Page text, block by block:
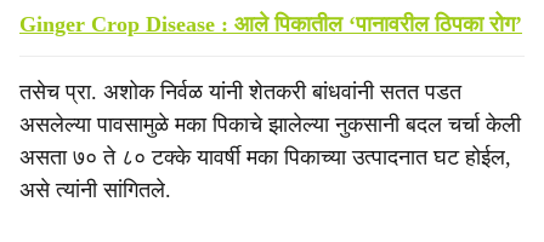
Ginger Crop Disease : आले पिकातील ‘पानावरील ठिपका रोग’
तसेच प्रा. अशोक निर्वळ यांनी शेतकरी बांधवांनी सतत पडत
असलेल्या पावसामुळे मका पिकाचे झालेल्या नुकसानी बदल चर्चा केली
असता ७० ते ८० टक्के यावर्षी मका पिकाच्या उत्पादनात घट होईल,
असे त्यांनी सांगितले.